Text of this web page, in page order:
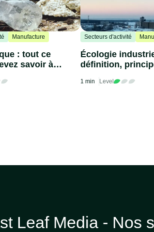
Manufacture
: tout ce
savoir à
Secteurs d'activité
Écologie
définition,
1 min Level
Leaf Media - Nos